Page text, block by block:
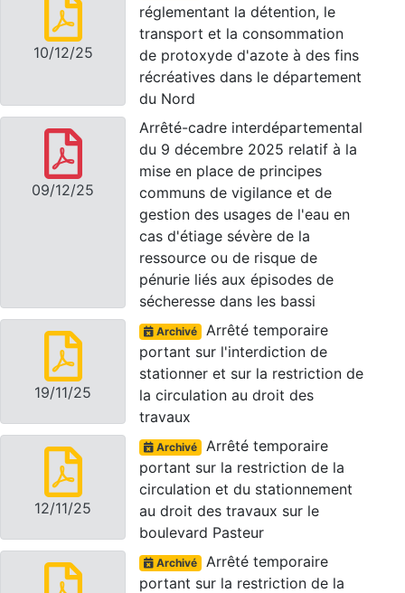
10/12/25
réglementant la détention, le
transport et la consommation
de protoxyde d'azote à des fins
récréatives dans le département
du Nord
09/12/25
Arrêté-cadre interdépartemental
du 9 décembre 2025 relatif à la
mise en place de principes
communs de vigilance et de
gestion des usages de l'eau en
cas d'étiage sévère de la
ressource ou de risque de
pénurie liés aux épisodes de
sécheresse dans les bassi
19/11/25
Archivé Arrêté temporaire
portant sur l'interdiction de
stationner et sur la restriction de
la circulation au droit des
travaux
12/11/25
Archivé Arrêté temporaire
portant sur la restriction de la
circulation et du stationnement
au droit des travaux sur le
boulevard Pasteur
Archivé Arrêté temporaire
portant sur la restriction de la